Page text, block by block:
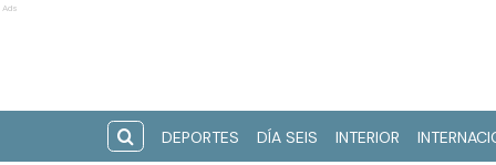
Ads
DEPORTES DÍA SEIS INTERIOR